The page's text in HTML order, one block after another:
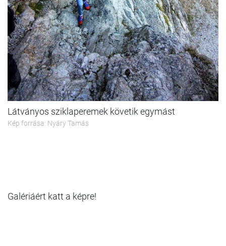
Látványos sziklaperemek követik egymást
Kép forrása: Nyáry Tamás
Galériáért katt a képre!